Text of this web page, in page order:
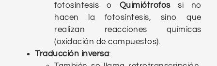
fotosíntesis o Quimiótrofossi no
hacen la fotosíntesis, sino que
realizan reacciones químicas
(oxidación de compuestos).
Traducción inversa: